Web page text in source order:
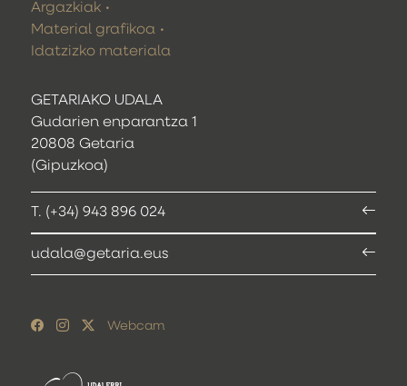
GETARIAKO UDALA
Gudarien enparantza 1
20808 Getaria
(Gipuzkoa)
T. (+34) 943 896 024
udala@getaria.eus
Argazkiak
Material grafikoa
Idatzizko materiala
Webcam